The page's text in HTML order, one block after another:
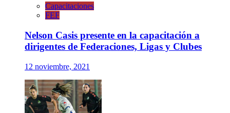
Capacitaciones
FEF
Nelson Casis presente en la capacitación a
dirigentes de Federaciones, Ligas y Clubes
12 noviembre, 2021